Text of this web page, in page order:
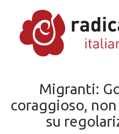
Migranti:
coraggioso,
su